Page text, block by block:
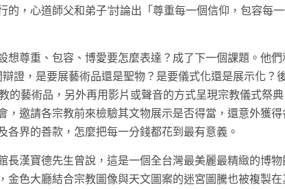
，心道師父和弟子’討論出「尊重每一個信仰，包容每
尊重、包容、博愛要怎麼表達？成了下一個課題。他們
證，是要展藝術品還是聖物？是要儀式化還是展示化？
的藝術品，另外再用影片或聲音的方式呈現宗教儀式祭
邀請各宗教前來檢驗其文物展示是否得當，還意外獲
界的善款，怎麼把每一分錢都花到最有意義。
漢寶德先生曾說，這是一個全台灣最美麗最精緻的博物
色大廳結合宗教圖像與天文圖案的迷宮圖騰也被複製